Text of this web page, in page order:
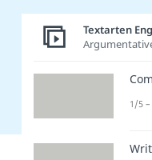
Textarten
1/5